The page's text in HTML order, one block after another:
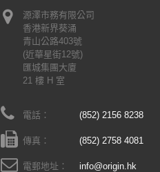
源澤市務有限公司
香港新界葵涌
青山公路403號
(近華星街12號)
匯城集團大廈
21 樓 H 室
電話： (852) 2156 8238
傳真： (852) 2758 4081
電郵地址： info@origin.hk